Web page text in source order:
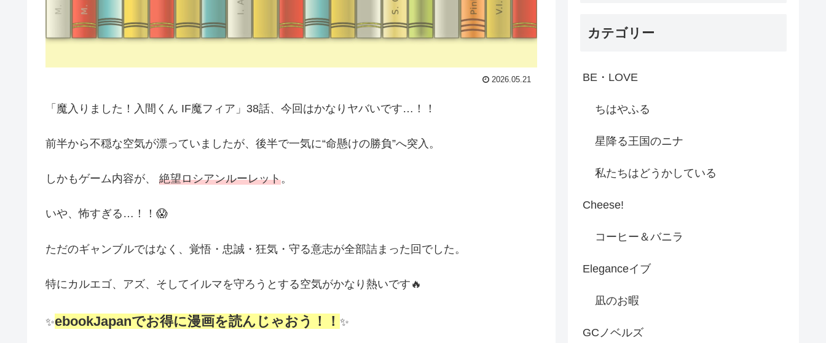
2026.05.21
「魔入りました！入間くん IF魔フィア」38話、今回はかなりヤバいです…！！
前半から不穏な空気が漂っていましたが、後半で一気に“命懸けの勝負”へ突入。
しかもゲーム内容が、 絶望ロシアンルーレット。
いや、怖すぎる…！！😱
ただのギャンブルではなく、覚悟・忠誠・狂気・守る意志が全部詰まった回でした。
特にカルエゴ、アズ、そしてイルマを守ろうとする空気がかなり熱いです🔥
✨ebookJapanでお得に漫画を読んじゃおう！！ ✨
カテゴリー
BE・LOVE
ちはやふる
星降る王国のニナ
私たちはどうかしている
Cheese!
コーヒー＆バニラ
Eleganceイブ
凪のお暇
GCノベルズ